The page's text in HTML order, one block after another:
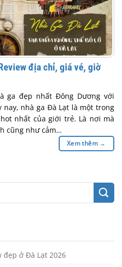
địa chỉ, giá vé, giờ
ga đẹp nhất Đông Dương với
nhà ga Đà Lạt là một trong
nhất của giới trẻ. Là nơi mà
cũng như cảm…
Xem thêm →
đẹp ở Đà Lạt 2026